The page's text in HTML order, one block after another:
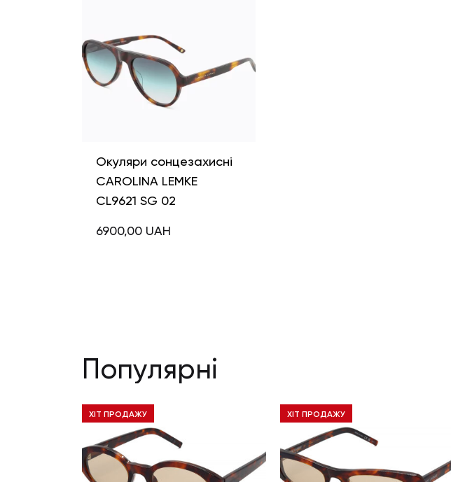
Окуляри сонцезахисні
CAROLINA LEMKE
CL9621 SG 02
6900,00 UAH
Популярні
ХІТ ПРОДАЖУ ХІТ ПРОДАЖУ